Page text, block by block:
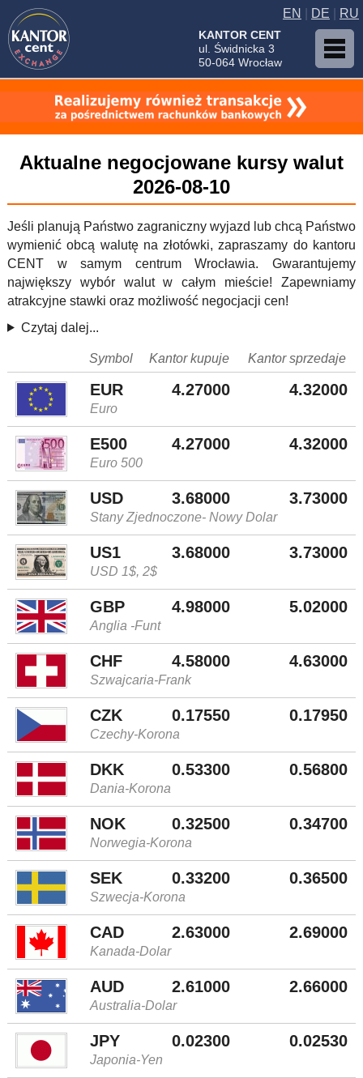
KANTOR CENT
ul. Świdnicka 3
50-064 Wrocław
EN DE RU
Aktualne negocjowane kursy walut
2026-08-10
Jeśli planują Państwo zagraniczny wyjazd lub chcą Państwo
wymienić obcą walutę na złotówki, zapraszamy do kantoru
CENT w samym centrum Wrocławia. Gwarantujemy
największy wybór walut w całym mieście! Zapewniamy
atrakcyjne stawki oraz możliwość negocjacji cen!
Czytaj dalej...
Symbol Kantor kupuje Kantor sprzedaje
EUR 4.27000 4.32000
Euro
E500 4.27000 4.32000
Euro 500
USD 3.68000 3.73000
Stany Zjednoczone- Nowy Dolar
US1 3.68000 3.73000
USD 1$, 2$
GBP 4.98000 5.02000
Anglia -Funt
CHF 4.58000 4.63000
Szwajcaria-Frank
CZK 0.17550 0.17950
Czechy-Korona
DKK 0.53300 0.56800
Dania-Korona
NOK 0.32500 0.34700
Norwegia-Korona
SEK 0.33200 0.36500
Szwecja-Korona
CAD 2.63000 2.69000
Kanada-Dolar
AUD 2.61000 2.66000
Australia-Dolar
JPY 0.02300 0.02530
Japonia-Yen